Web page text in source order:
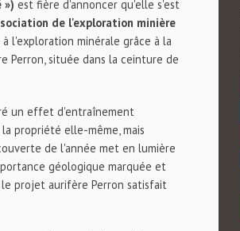
»)est fière d'annoncer qu'elle s'est
de l'exploration minière
l'exploration minérale grâce à la
Perron, située dans la ceinture de
un effet d'entraînement
propriété elle-même, mais
de l'année met en lumière
géologique marquée et
projet aurifère Perron satisfait